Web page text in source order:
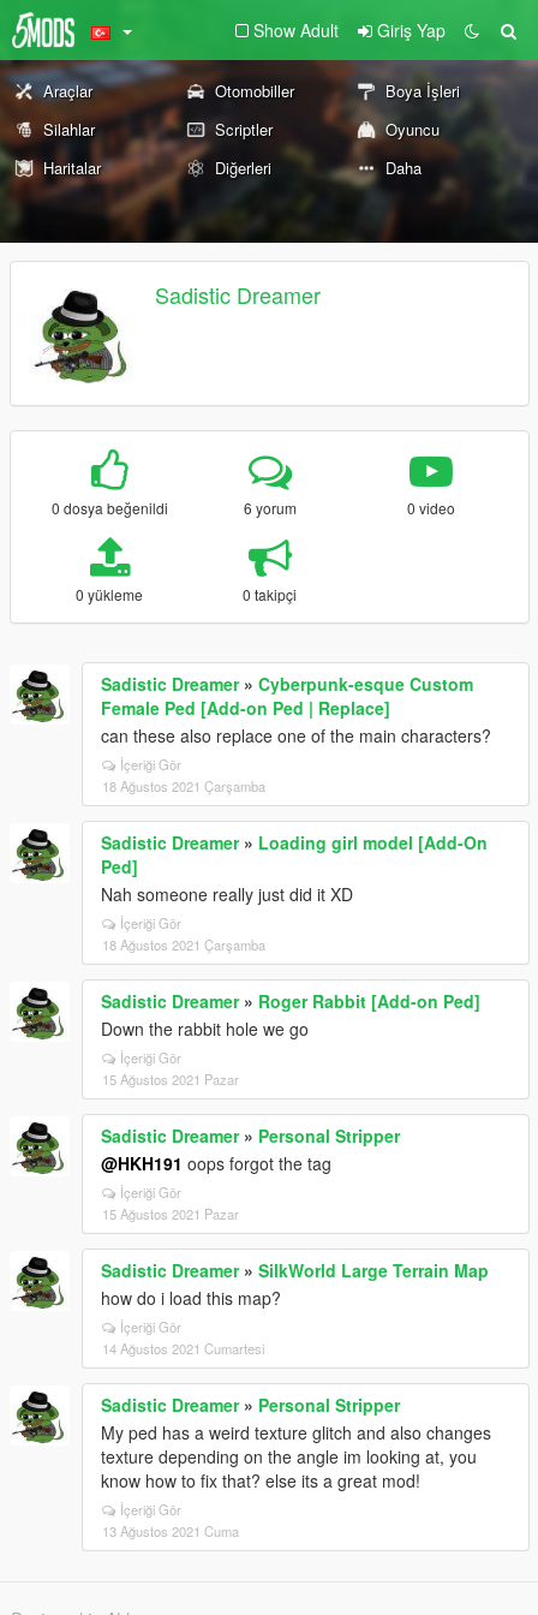
Show Adult Giriş Yap
Araçlar Otomobiller
Boya İşleri
Silahlar
Scriptler
Oyuncu
Haritalar
Diğerleri Daha
Sadistic Dreamer
0 dosya beğenildi 6 yorum 0 video
0 yükleme 0 takipçi
Sadistic Dreamer» Cyberpunk-esque Custom
Female Ped [Add-on Ped | Replace]
can these also replace one of the main characters?
İçeriği Gör
18 Ağustos 2021 Çarşamba
Sadistic Dreamer» Loading girl model [Add-On
Ped]
Nah someone really just did it XD
İçeriği Gör
18 Ağustos 2021 Çarşamba
Sadistic Dreamer» Roger Rabbit [Add-on Ped]
Down the rabbit hole we go
İçeriği Gör
15 Ağustos 2021 Pazar
Sadistic Dreamer» Personal Stripper
@HKH191 oops forgot the tag
İçeriği Gör
15 Ağustos 2021 Pazar
Sadistic Dreamer» SilkWorld Large Terrain Map
how do i load this map?
İçeriği Gör
14 Ağustos 2021 Cumartesi
Sadistic Dreamer» Personal Stripper
My ped has a weird texture glitch and also changes
texture depending on the angle im looking at, you
know how to fix that? else its a great mod!
İçeriği Gör
13 Ağustos 2021 Cuma